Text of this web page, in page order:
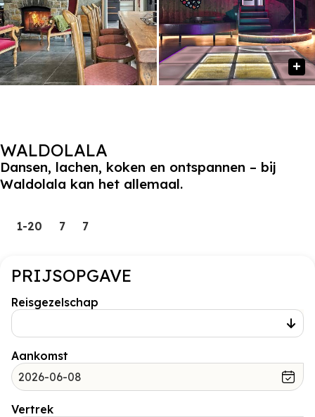
WALDOLALA
Dansen, lachen, koken en ontspannen – bij
Waldolala kan het allemaal.
1-20 7 7
PRIJSOPGAVE
Reisgezelschap
Aankomst
Vertrek